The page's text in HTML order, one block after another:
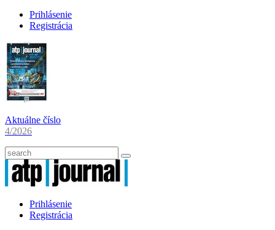
Prihlásenie
Registrácia
Aktuálne číslo
4/2026
Prihlásenie
Registrácia